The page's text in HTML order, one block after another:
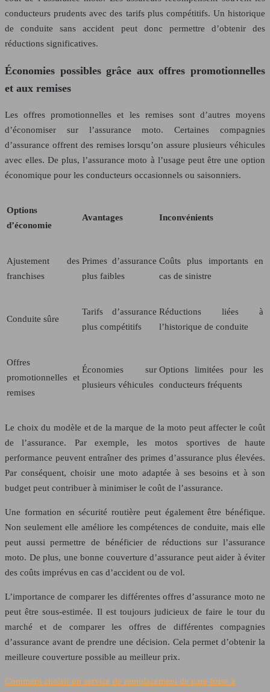
conducteurs prudents avec des tarifs plus compétitifs. Un historique
de conduite sans accident peut donc permettre d’obtenir des
réductions significatives.
Économies possibles grâce aux offres promotionnelles
et aux remises
Les offres promotionnelles et les remises sont d’autres moyens
d’économiser sur l’assurance moto. Certaines compagnies
d’assurance offrent des remises lorsqu’on assure plusieurs véhicules
avec elles. De plus, l’assurance moto à l’usage peut être une option
économique pour les conducteurs occasionnels ou saisonniers.
Options
d’économie
Avantages Inconvénients
Ajustement des
franchises
Primes d’assurance
plus faibles
Coûts plus importants en
cas de sinistre
Conduite sûre
Tarifs d’assurance
plus compétitifs
Réductions liées à
l’historique de conduite
Offres
promotionnelles et
remises
Économies sur
plusieurs véhicules
Options limitées pour les
conducteurs fréquents
Le choix du modèle et de la marque de la moto peut affecter le coût
de l’assurance. Par exemple, les motos sportives de haute
performance peuvent entraîner des primes d’assurance plus élevées.
Par conséquent, choisir une moto adaptée à ses besoins et à son
budget peut contribuer à minimiser le coût de l’assurance.
Une formation en sécurité routière peut également être bénéfique.
Non seulement elle améliore les compétences de conduite, mais elle
peut aussi permettre de bénéficier de réductions sur l’assurance
moto. De plus, une bonne couverture d’assurance peut aider à éviter
des coûts imprévus en cas d’accident ou de vol.
L’importance de comparer les différentes offres d’assurance moto ne
peut être sous-estimée. Il est toujours judicieux de faire le tour du
marché et de comparer les offres de différentes compagnies
d’assurance avant de prendre une décision. Cela permet d’obtenir la
meilleure couverture possible au meilleur prix.
Comment choisir un service de remplacement de pare-brise à